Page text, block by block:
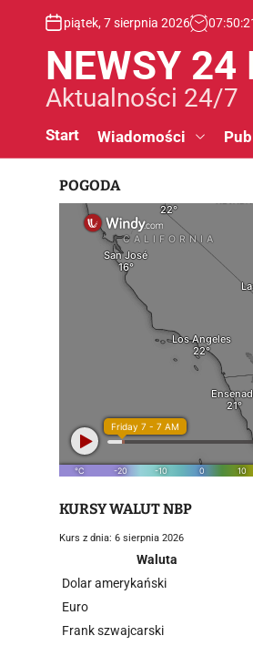
piątek, 7 sierpnia 2026 07:50:
NEWSY 24
Aktualności 24/7
Start Wiadomości
POGODA
KURSY WALUT NBP
Kurs z dnia: 6 sierpnia 2026
Waluta
Dolar amerykański
Euro
Frank szwajcarski